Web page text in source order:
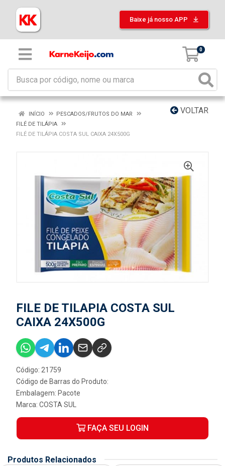
Baixe já nosso APP
0
VOLTAR
INÍCIO
PESCADOS/FRUTOS DO MAR
FILÉ DE TILÁPIA
FILÉ DE TILÁPIA COSTA SUL CAIXA 24X500G
FILE DE TILAPIA COSTA SUL
CAIXA 24X500G
Código: 21759
Código de Barras do Produto:
Embalagem: Pacote
Marca: COSTA SUL
FAÇA SEU LOGIN
Produtos Relacionados